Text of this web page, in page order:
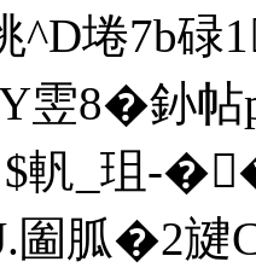
洮^D埢7b
雴8�釥帖
$軓_珇
J.圗胍�